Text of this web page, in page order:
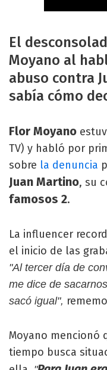
El
Moyano al
abuso contra
sabía cómo
Flor Moyano
TV) y habló por
sobre la denuncia
Juan Martino, su
famosos 2.
La influencer
el inicio de las
"Al tercer día de
me dice de
sacó igual",
Moyano mencionó
tiempo busca